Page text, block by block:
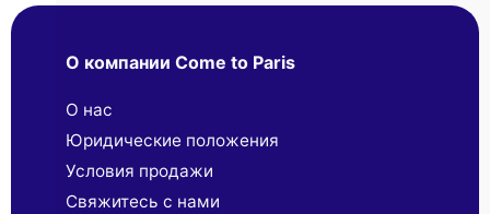
О компании Come to Paris
О нас
Юридические положения
Условия продажи
Свяжитесь с нами